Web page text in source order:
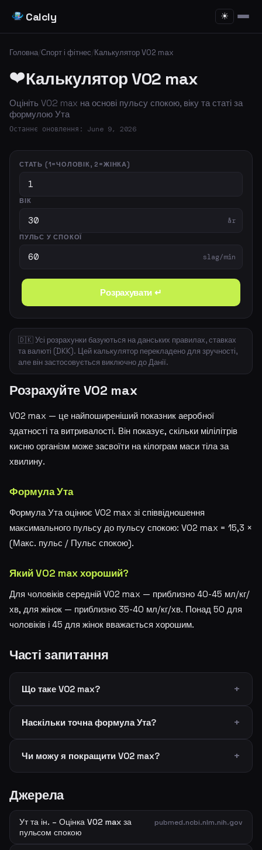
Calcly ☀
Головна/Спорт і фітнес/Калькулятор VO2 max
❤️Калькулятор VO2 max
Оцініть VO2 max на основі пульсу спокою, віку та статі за
формулою Ута
Останнє оновлення: June 9, 2026
СТАТЬ (1=ЧОЛОВІК, 2=ЖІНКА)
ВІК
år
ПУЛЬС У СПОКОЇ
slag/min
Розрахувати ↵
🇩🇰 Усі розрахунки базуються на данських правилах, ставках
та валюті (DKK). Цей калькулятор перекладено для зручності,
але він застосовується виключно до Данії.
Розрахуйте VO2 max
VO2 max — це найпоширеніший показник аеробної
здатності та витривалості. Він показує, скільки мілілітрів
кисню організм може засвоїти на кілограм маси тіла за
хвилину.
Формула Ута
Формула Ута оцінює VO2 max зі співвідношення
максимального пульсу до пульсу спокою: VO2 max = 15,3 ×
(Макс. пульс / Пульс спокою).
Який VO2 max хороший?
Для чоловіків середній VO2 max — приблизно 40-45 мл/кг/
хв, для жінок — приблизно 35-40 мл/кг/хв. Понад 50 для
чоловіків і 45 для жінок вважається хорошим.
Часті запитання
Що таке VO2 max?
Наскільки точна формула Ута?
Чи можу я покращити VO2 max?
Джерела
Ут та ін. – Оцінка VO2 max за
пульсом спокою
pubmed.ncbi.nlm.nih.gov